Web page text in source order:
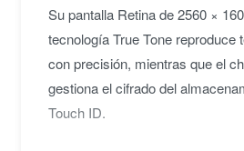
Su pantalla Retina de 2560 ×
tecnología True Tone reproduce
con precisión, mientras que el
gestiona el cifrado del
Touch ID.